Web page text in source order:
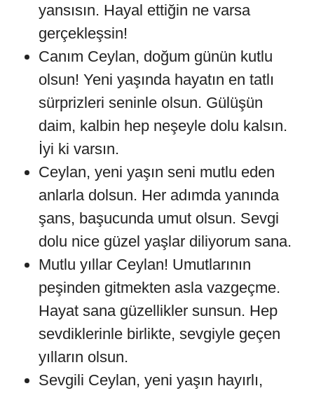
yansısın. Hayal ettiğin ne varsa
gerçekleşsin!
Canım Ceylan, doğum günün kutlu
olsun! Yeni yaşında hayatın en tatlı
sürprizleri seninle olsun. Gülüşün
daim, kalbin hep neşeyle dolu kalsın.
İyi ki varsın.
Ceylan, yeni yaşın seni mutlu eden
anlarla dolsun. Her adımda yanında
şans, başucunda umut olsun. Sevgi
dolu nice güzel yaşlar diliyorum sana.
Mutlu yıllar Ceylan! Umutlarının
peşinden gitmekten asla vazgeçme.
Hayat sana güzellikler sunsun. Hep
sevdiklerinle birlikte, sevgiyle geçen
yılların olsun.
Sevgili Ceylan, yeni yaşın hayırlı,